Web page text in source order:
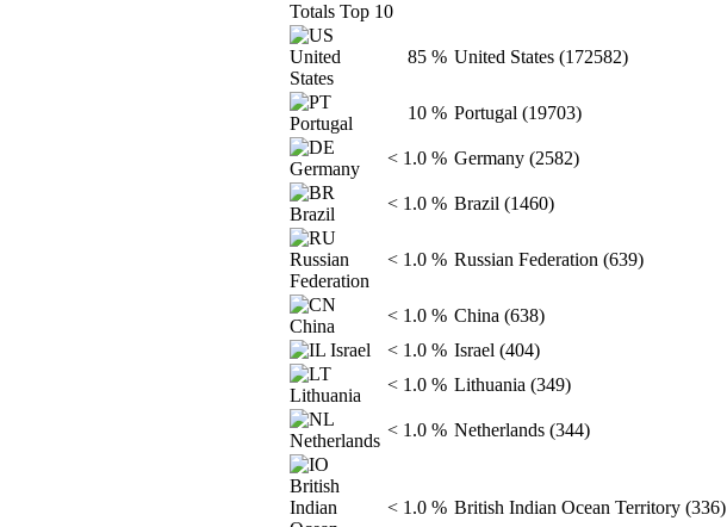
Totals Top 10
85 % United States (172582)
10 % Portugal (19703)
< 1.0 % Germany (2582)
< 1.0 % Brazil (1460)
< 1.0 % Russian Federation (639)
< 1.0 % China (638)
< 1.0 % Israel (404)
< 1.0 % Lithuania (349)
< 1.0 % Netherlands (344)
< 1.0 % British Indian Ocean Territory (336)